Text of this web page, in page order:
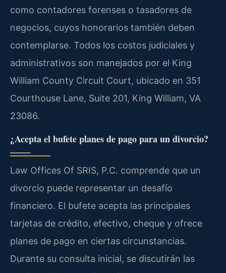
como contadores forenses o tasadores de
negocios, cuyos honorarios también deben
contemplarse. Todos los costos judiciales y
administrativos son manejados por el King
William County Circuit Court, ubicado en 351
Courthouse Lane, Suite 201, King William, VA
23086.
¿Acepta el bufete planes de pago para un divorcio?
Law Offices Of SRIS, P.C. comprende que un
divorcio puede representar un desafío
financiero. El bufete acepta las principales
tarjetas de crédito, efectivo, cheque y ofrece
planes de pago en ciertas circunstancias.
Durante su consulta inicial, se discutirán las